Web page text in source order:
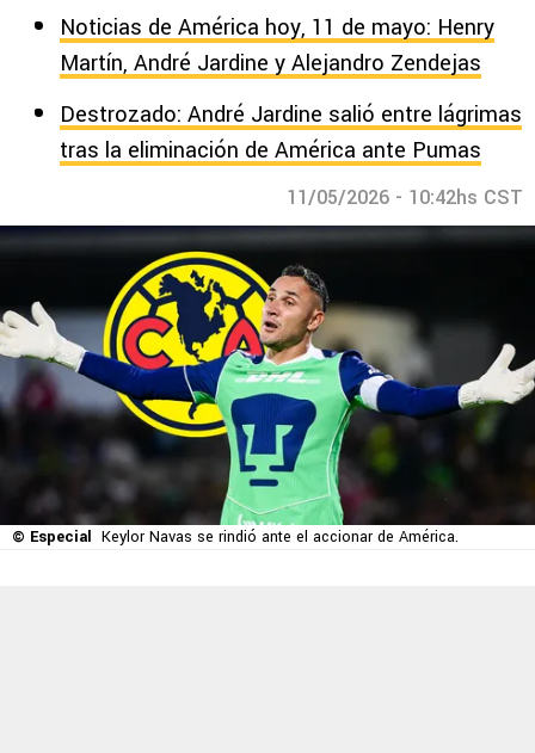
Noticias de América hoy, 11 de mayo: Henry
Martín, André Jardine y Alejandro Zendejas
Destrozado: André Jardine salió entre lágrimas
tras la eliminación de América ante Pumas
11/05/2026 - 10:42hs CST
© Especial Keylor Navas se rindió ante el accionar de América.